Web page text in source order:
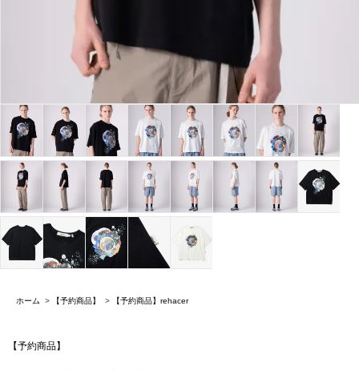
ホーム > 【予約商品】 > 【予約商品】rehacer
【予約商品】